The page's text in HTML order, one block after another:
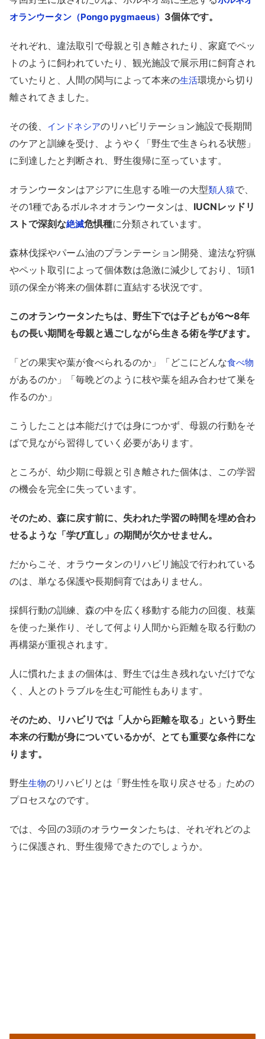
オランウータン（Pongo pygmaeus） 3個体です。
それぞれ、違法取引で母親と引き離されたり、家庭でペッ
トのように飼われていたり、観光施設で展示用に飼育され
ていたりと、人間の関与によって本来の生活環境から切り
離されてきました。
その後、 インドネシアのリハビリテーション施設で長期間
のケアと訓練を受け、ようやく「野生で生きられる状態」
に到達したと判断され、野生復帰に至っています。
オランウータンはアジアに生息する唯一の大型類人猿で、
その1種であるボルネオオランウータンは、 IUCNレッドリ
ストで深刻な絶滅危惧種に分類されています。
森林伐採やパーム油のプランテーション開発、違法な狩猟
やペット取引によって個体数は急激に減少しており、1頭1
頭の保全が将来の個体群に直結する状況です。
このオランウータンたちは、野生下では子どもが6〜8年
もの長い期間を母親と過ごしながら生きる術を学びます。
「どの果実や葉が食べられるのか」「どこにどんな食べ物
があるのか」「毎晩どのように枝や葉を組み合わせて巣を
作るのか」
こうしたことは本能だけでは身につかず、母親の行動をそ
ばで見ながら習得していく必要があります。
ところが、幼少期に母親と引き離された個体は、この学習
の機会を完全に失っています。
そのため、森に戻す前に、失われた学習の時間を埋め合わ
せるような「学び直し」の期間が欠かせません。
だからこそ、オラウータンのリハビリ施設で行われている
のは、単なる保護や長期飼育ではありません。
採餌行動の訓練、森の中を広く移動する能力の回復、枝葉
を使った巣作り、そして何より人間から距離を取る行動の
再構築が重視されます。
人に慣れたままの個体は、野生では生き残れないだけでな
く、人とのトラブルを生む可能性もあります。
そのため、リハビリでは「人から距離を取る」という野生
本来の行動が身についているかが、とても重要な条件にな
ります。
野生生物のリハビリとは「野生性を取り戻させる」ための
プロセスなのです。
では、今回の3頭のオラウータンたちは、それぞれどのよ
うに保護され、野生復帰できたのでしょうか。